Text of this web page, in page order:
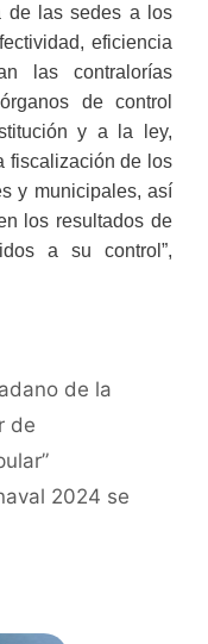
de las sedes a los
eficiencia
las contralorías
de control
y a la ley,
fiscalización de los
y municipales, así
los resultados de
a su control”,
de la
de
2024 se